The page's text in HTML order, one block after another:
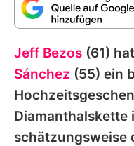
Alle
Jeff Bezos (61)
Sánchez (55) ein
Diamanthalskette
schätzungsweise